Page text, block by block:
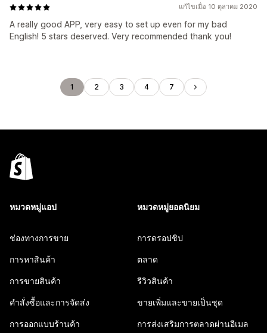
แก้ไขเมื่อ 10 ตุลาคม 2020
A really good APP, very easy to set up even for my bad
English! 5 stars deserved. Very recommended thank you!
1 2 3 4 7
หมวดหมู่แอป
ช่องทางการขาย
การหาสินค้า
การขายสินค้า
คำสั่งซื้อและการจัดส่ง
การออกแบบร้านค้า
หมวดหมู่ยอดนิยม
การดรอปชิป
ตลาด
รีวิวสินค้า
ขายเพิ่มและขายเป็นชุด
การส่งเสริมการตลาดผ่านอีเมล